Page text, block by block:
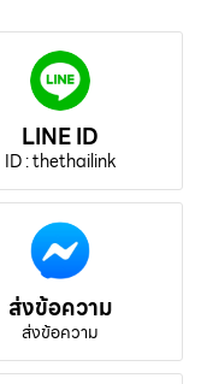
LINE ID
ID : thethailink
ส่งข้อความ
ส่งข้อความ